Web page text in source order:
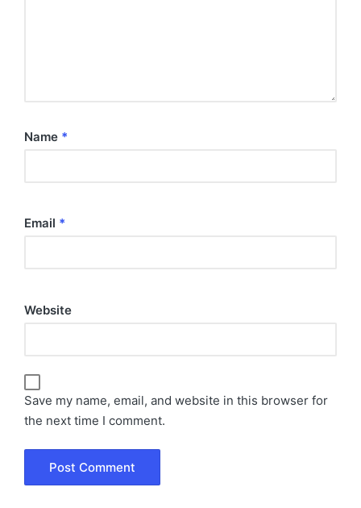
Name *
Email *
Website
Save my name, email, and website in this browser for
the next time I comment.